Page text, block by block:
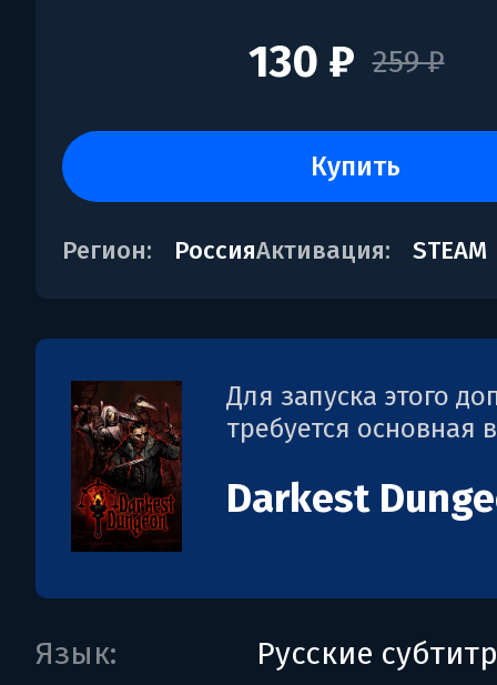
259 ₽
130 ₽
купить
Регион: РоссияАктивация: STEAM
Для запуска этого
требуется основная
Darkest
Язык:
Русские